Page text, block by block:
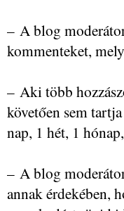
– A blog
kommenteket,
– Aki több
követően sem
nap, 1 hét, 1
– A blog
annak érdekében,